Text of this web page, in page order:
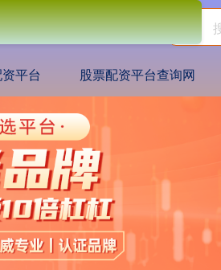
平台 股票配资平台查询网